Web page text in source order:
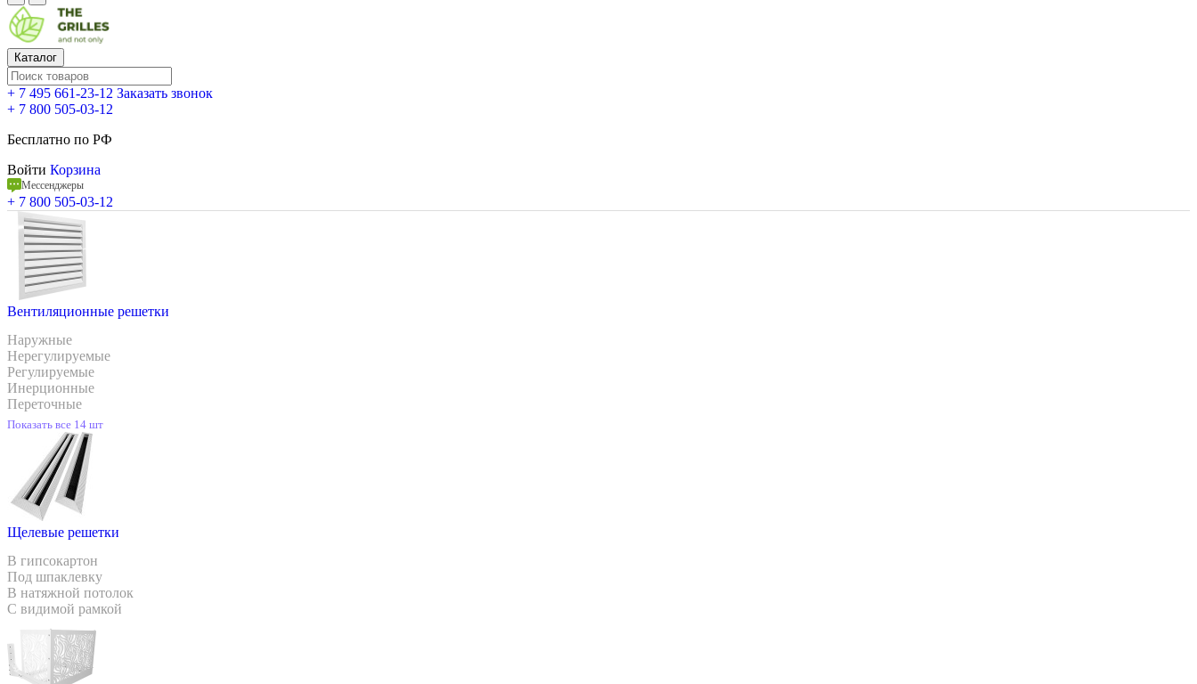
Каталог
+ 7 495 661-23-12 Заказать звонок
+ 7 800 505-03-12
Бесплатно по РФ
Войти Корзина
Мессенджеры
+ 7 800 505-03-12
Вентиляционные решетки
Наружные
Нерегулируемые
Регулируемые
Инерционные
Переточные
Показать все 14 шт
Щелевые решетки
В гипсокартон
Под шпаклевку
В натяжной потолок
С видимой рамкой